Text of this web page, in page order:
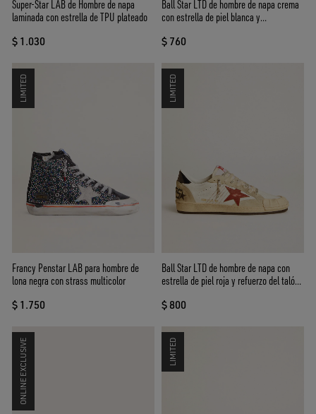
Super-Star LAB de Hombre de napa
laminada con estrella de TPU plateado
$ 1.030
Ball Star LTD de hombre de napa crema
con estrella de piel blanca y
$ 760
LIMITED
Francy Penstar LAB para hombre de
lona negra con strass multicolor
$ 1.750
LIMITED
Ball Star LTD de hombre de napa con
estrella de piel roja y refuerzo del talón
$ 800
ONLINE EXCLUSIVE LIMITED